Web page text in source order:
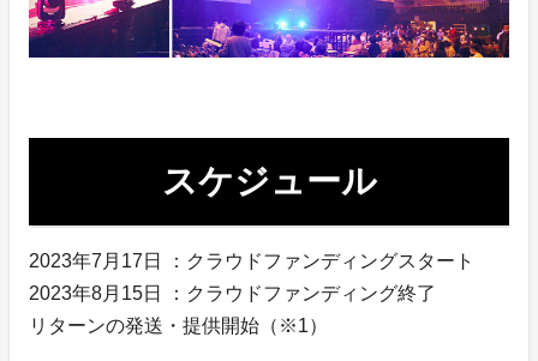
スケジュール
2023年7月17日 ：クラウドファンディングスタート
2023年8月15日 ：クラウドファンディング終了
リターンの発送・提供開始（※1）